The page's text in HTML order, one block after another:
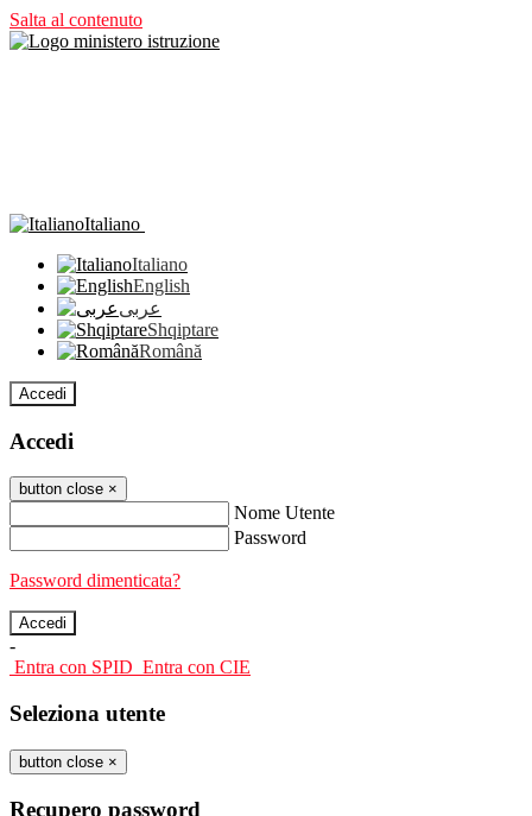
Salta al contenuto
Italiano
Italiano
English
عربى
Shqiptare
Română
Accedi
Accedi
button close ×
Nome Utente
Password
Password dimenticata?
-
Entra con SPID Entra con CIE
Seleziona utente
button close ×
Recupero password